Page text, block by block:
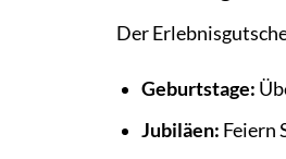
Der
Geburtstage:
Jubiläen: Feiern